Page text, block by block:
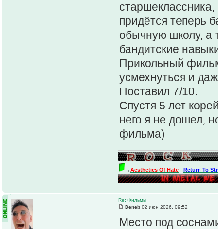
старшеклассника,
придётся теперь
обычную школу, а
бандитские
Прикольный
усмехнуться и
Поставил 7/10.
Спустя 5 лет
него я не дошел,
фильма)
→Aesthetics Of Hate - Return To
Re: Фильмы
Deneb 02 июн 2026, 09:52
Место под